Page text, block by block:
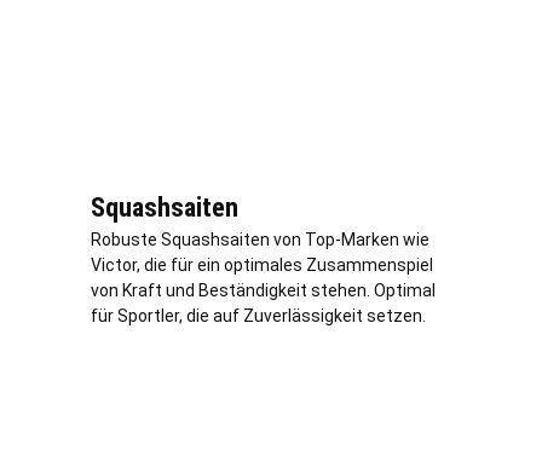
Squashsaiten
Robuste Squashsaiten von Top-Marken wie
Victor, die für ein optimales Zusammenspiel
von Kraft und Beständigkeit stehen. Optimal
für Sportler, die auf Zuverlässigkeit setzen.